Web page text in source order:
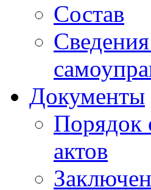
Состав
Документы
Порядок
актов